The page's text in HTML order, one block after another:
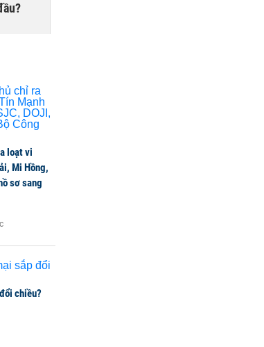
loạt vi
Mi Hồng,
sơ sang
chiều?